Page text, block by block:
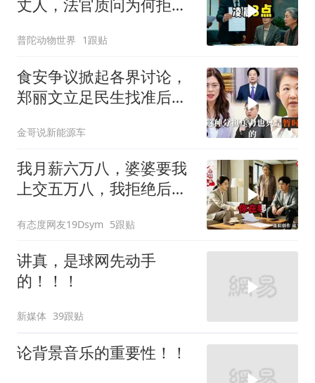
丈人，法官质问为何拒不
普陀动物世界 1跟贴
食安争议掀起各界讨论，
郑丽文立足民生找准后续
金哥说新能源车
我月薪六万八，婆婆要我
上交五万八，我拒绝后她
离婚
有态度网友19Dsym 5跟贴
讲真，是球网先动手
的！！！
新媒体 39跟贴
论背景音乐的重要性！！